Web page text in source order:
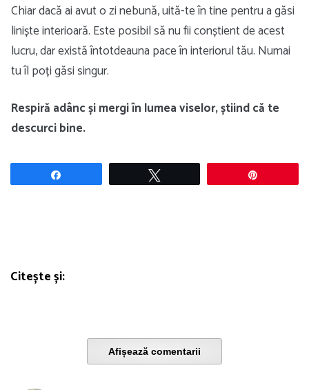
Chiar dacă ai avut o zi nebună, uită-te în tine pentru a găsi
liniște interioară. Este posibil să nu fii conștient de acest
lucru, dar există întotdeauna pace în interiorul tău. Numai
tu îl poți găsi singur.
Respiră adânc și mergi în lumea viselor, știind că te
descurci bine.
Citește și:
Afișează comentarii